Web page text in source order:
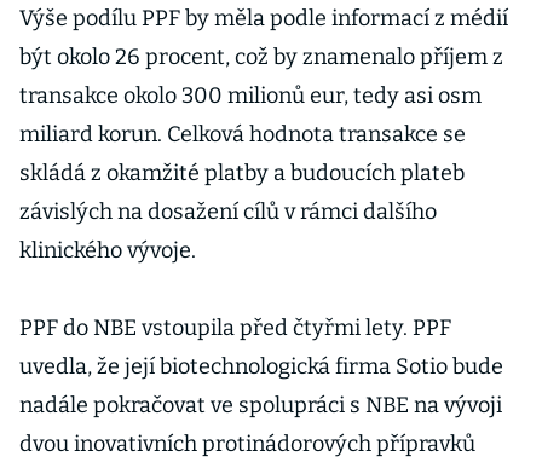
Výše podílu PPF by měla podle informací z médií
být okolo 26 procent, což by znamenalo příjem z
transakce okolo 300 milionů eur, tedy asi osm
miliard korun. Celková hodnota transakce se
skládá z okamžité platby a budoucích plateb
závislých na dosažení cílů v rámci dalšího
klinického vývoje.
PPF do NBE vstoupila před čtyřmi lety. PPF
uvedla, že její biotechnologická firma Sotio bude
nadále pokračovat ve spolupráci s NBE na vývoji
dvou inovativních protinádorových přípravků